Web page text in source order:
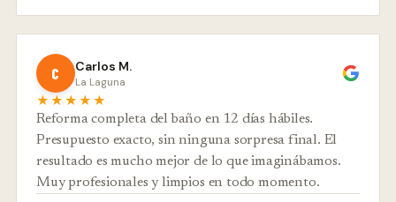
C Carlos M.
La Laguna
★★★★★
Reforma completa del baño en 12 días hábiles.
Presupuesto exacto, sin ninguna sorpresa final. El
resultado es mucho mejor de lo que imaginábamos.
Muy profesionales y limpios en todo momento.